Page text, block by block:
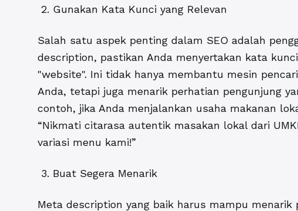
2. Gunakan Kata Kunci yang Relevan
Salah satu aspek penting dalam SEO adalah
description, pastikan Anda menyertakan kata
"website". Ini tidak hanya membantu mesin
Anda, tetapi juga menarik perhatian pengunjung
contoh, jika Anda menjalankan usaha makanan
“Nikmati citarasa autentik masakan lokal dari
variasi menu kami!”
3. Buat Segera Menarik
Meta description yang baik harus mampu